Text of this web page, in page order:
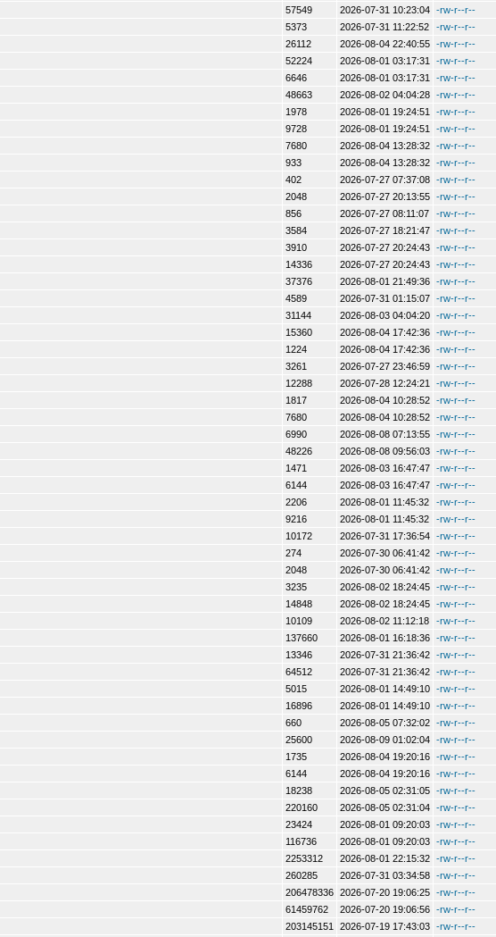
57549 2026-07-31 10:23:04 -rw-r--r--
5373 2026-07-31 11:22:52 -rw-r--r--
26112 2026-08-04 22:40:55 -rw-r--r--
52224 2026-08-01 03:17:31 -rw-r--r--
6646 2026-08-01 03:17:31 -rw-r--r--
48663 2026-08-02 04:04:28 -rw-r--r--
1978 2026-08-01 19:24:51 -rw-r--r--
9728 2026-08-01 19:24:51 -rw-r--r--
7680 2026-08-04 13:28:32 -rw-r--r--
933 2026-08-04 13:28:32 -rw-r--r--
402 2026-07-27 07:37:08 -rw-r--r--
2048 2026-07-27 20:13:55 -rw-r--r--
856 2026-07-27 08:11:07 -rw-r--r--
3584 2026-07-27 18:21:47 -rw-r--r--
3910 2026-07-27 20:24:43 -rw-r--r--
14336 2026-07-27 20:24:43 -rw-r--r--
37376 2026-08-01 21:49:36 -rw-r--r--
4589 2026-07-31 01:15:07 -rw-r--r--
31144 2026-08-03 04:04:20 -rw-r--r--
15360 2026-08-04 17:42:36 -rw-r--r--
1224 2026-08-04 17:42:36 -rw-r--r--
3261 2026-07-27 23:46:59 -rw-r--r--
12288 2026-07-28 12:24:21 -rw-r--r--
1817 2026-08-04 10:28:52 -rw-r--r--
7680 2026-08-04 10:28:52 -rw-r--r--
6990 2026-08-08 07:13:55 -rw-r--r--
48226 2026-08-08 09:56:03 -rw-r--r--
1471 2026-08-03 16:47:47 -rw-r--r--
6144 2026-08-03 16:47:47 -rw-r--r--
2206 2026-08-01 11:45:32 -rw-r--r--
9216 2026-08-01 11:45:32 -rw-r--r--
10172 2026-07-31 17:36:54 -rw-r--r--
274 2026-07-30 06:41:42 -rw-r--r--
2048 2026-07-30 06:41:42 -rw-r--r--
3235 2026-08-02 18:24:45 -rw-r--r--
14848 2026-08-02 18:24:45 -rw-r--r--
10109 2026-08-02 11:12:18 -rw-r--r--
137660 2026-08-01 16:18:36 -rw-r--r--
13346 2026-07-31 21:36:42 -rw-r--r--
64512 2026-07-31 21:36:42 -rw-r--r--
5015 2026-08-01 14:49:10 -rw-r--r--
16896 2026-08-01 14:49:10 -rw-r--r--
660 2026-08-05 07:32:02 -rw-r--r--
25600 2026-08-09 01:02:04 -rw-r--r--
1735 2026-08-04 19:20:16 -rw-r--r--
6144 2026-08-04 19:20:16 -rw-r--r--
18238 2026-08-05 02:31:05 -rw-r--r--
220160 2026-08-05 02:31:04 -rw-r--r--
23424 2026-08-01 09:20:03 -rw-r--r--
116736 2026-08-01 09:20:03 -rw-r--r--
2253312 2026-08-01 22:15:32 -rw-r--r--
260285 2026-07-31 03:34:58 -rw-r--r--
206478336 2026-07-20 19:06:25 -rw-r--r--
61459762 2026-07-20 19:06:56 -rw-r--r--
203145151 2026-07-19 17:43:03 -rw-r--r--